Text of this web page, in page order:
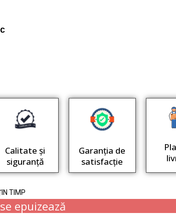
Calitate și
siguranță
Garanția de
satisfacție
TIMP
epuizează